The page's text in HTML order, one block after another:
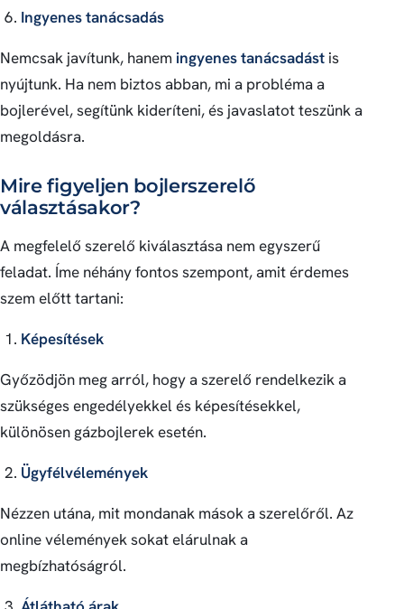
Ingyenes tanácsadás
Nemcsak javítunk, hanem ingyenes tanácsadást is
nyújtunk. Ha nem biztos abban, mi a probléma a
bojlerével, segítünk kideríteni, és javaslatot teszünk a
megoldásra.
Mire figyeljen bojlerszerelő
választásakor?
A megfelelő szerelő kiválasztása nem egyszerű
feladat. Íme néhány fontos szempont, amit érdemes
szem előtt tartani:
Képesítések
Győzödjön meg arról, hogy a szerelő rendelkezik a
szükséges engedélyekkel és képesítésekkel,
különösen gázbojlerek esetén.
Ügyfélvélemények
Nézzen utána, mit mondanak mások a szerelőről. Az
online vélemények sokat elárulnak a
megbízhatóságról.